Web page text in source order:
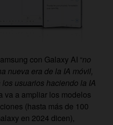
con Galaxy AI “no
nueva era de la IA móvil,
usuarios haciendo la IA
va a ampliar los modelos
(hasta más de 100
en 2024 dicen),